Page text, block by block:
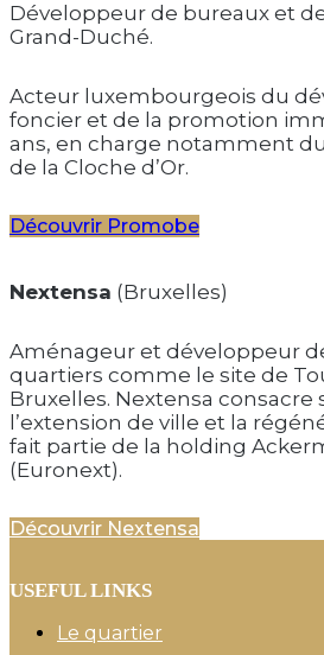
Développeur de bureaux et
Grand-Duché.
Acteur luxembourgeois du
foncier et de la promotion
ans, en charge notamment
de la Cloche d’Or.
Découvrir Promobe
Nextensa (Bruxelles)
Aménageur et développeur
quartiers comme le site de
Bruxelles. Nextensa consacre
l’extension de ville et la
fait partie de la holding
(Euronext).
Découvrir Nextensa
USEFUL LINKS
Le quartier